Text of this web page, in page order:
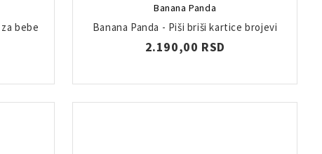
bebe
Banana Panda
Banana Panda - Piši briši kartice brojevi
2.190,00 RSD